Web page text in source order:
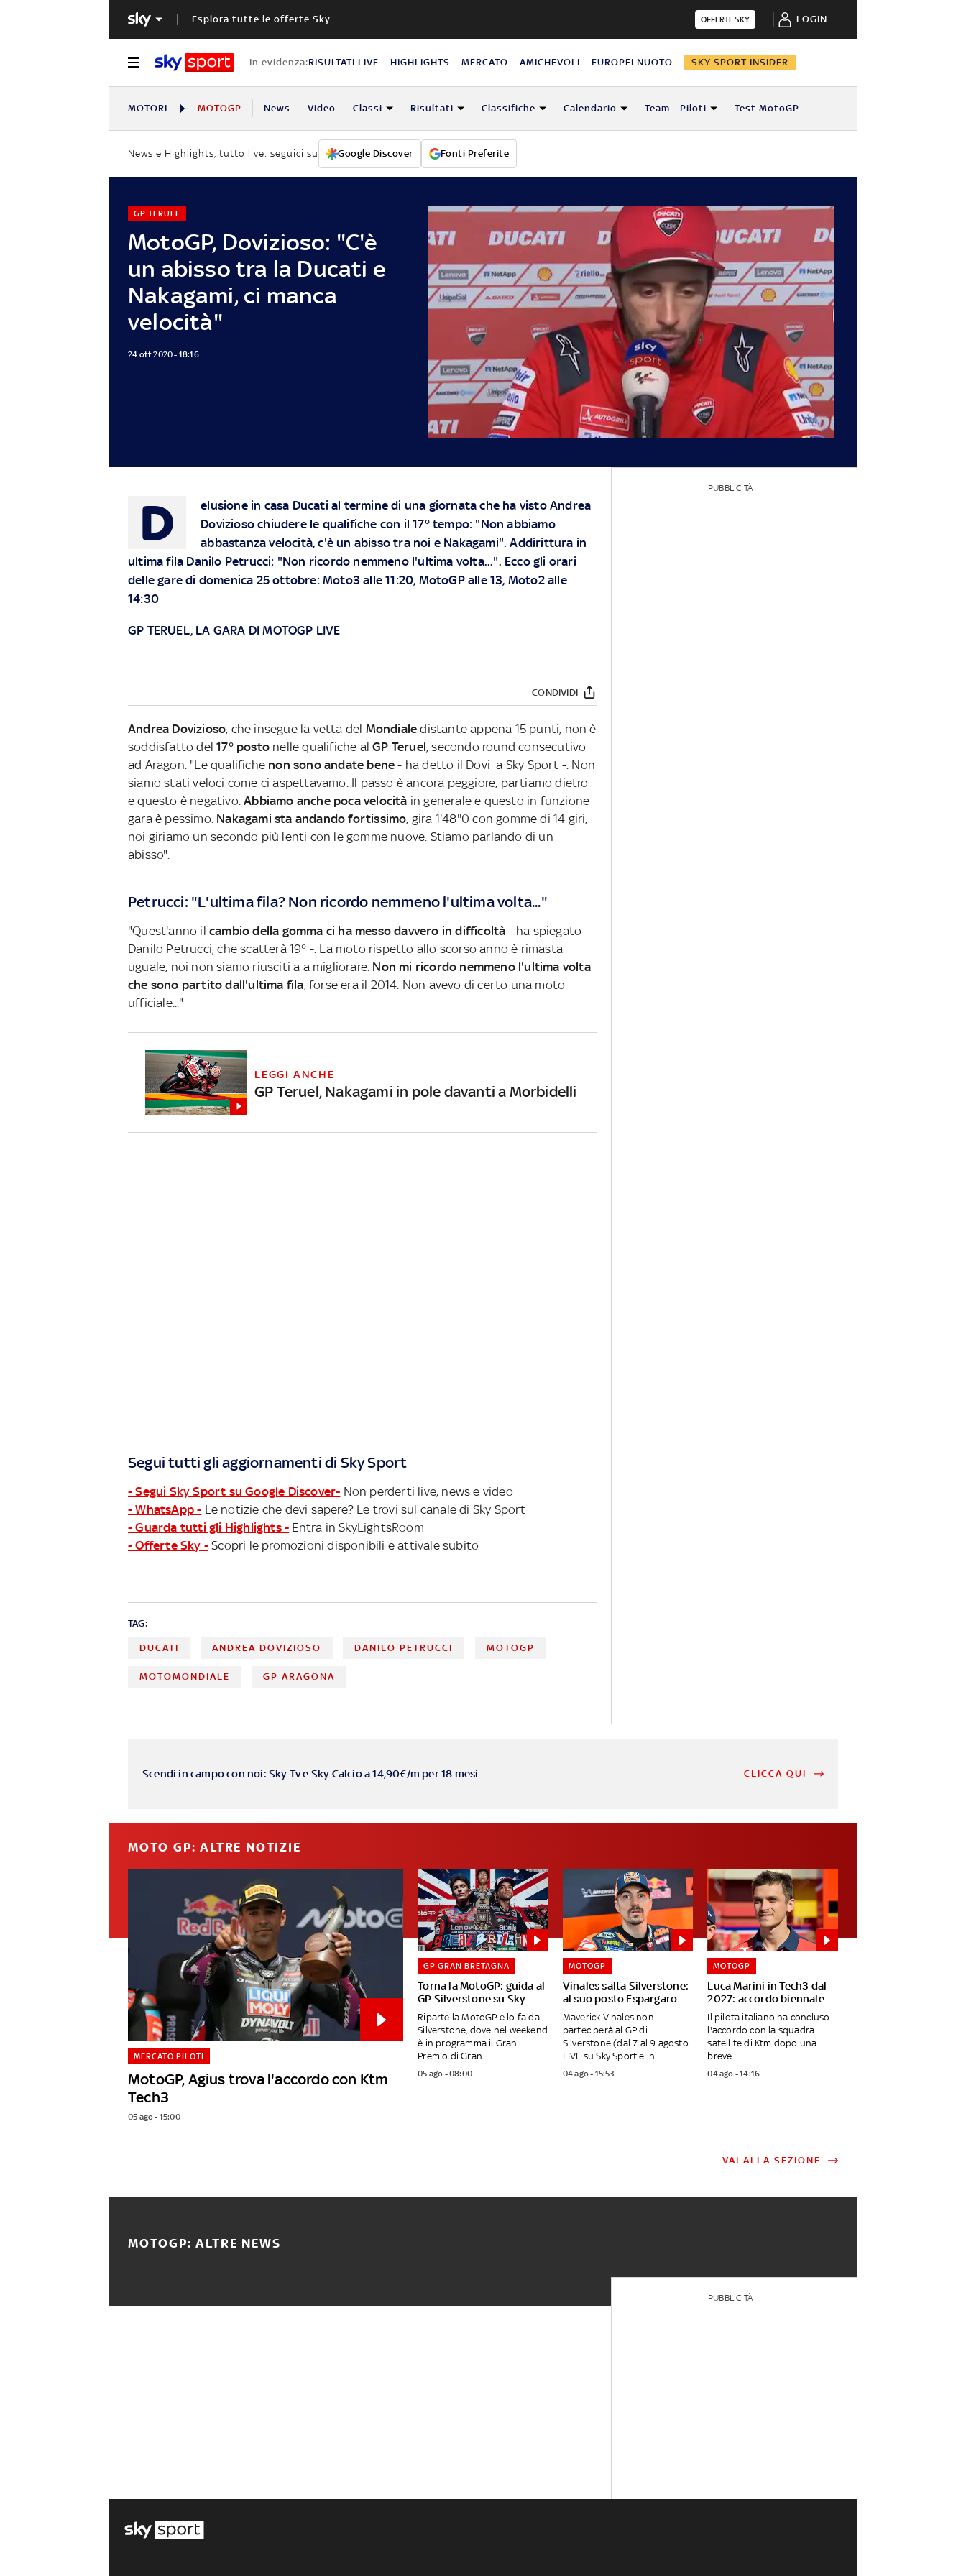
Esplora tutte le offerte Sky OFFERTE SKY LOGIN
In evidenza:RISULTATI LIVE HIGHLIGHTS MERCATO AMICHEVOLI EUROPEI NUOTO SKY SPORT INSIDER
MOTORI MOTOGP News Video Classi Risultati Classifiche Calendario Team - Piloti Test MotoGP
News e Highlights, tutto live: seguici su Google Discover Fonti Preferite
MotoGP, Dovizioso: "C'è
un abisso tra la Ducati e
Nakagami, ci manca
velocità"
GP TERUEL
24 ott 2020 - 18:16
D
elusione in casa Ducati al termine di una giornata che ha visto Andrea
Dovizioso chiudere le qualifiche con il 17° tempo: "Non abbiamo
abbastanza velocità, c'è un abisso tra noi e Nakagami". Addirittura in
ultima fila Danilo Petrucci: "Non ricordo nemmeno l'ultima volta...". Ecco gli orari
delle gare di domenica 25 ottobre: Moto3 alle 11:20, MotoGP alle 13, Moto2 alle
14:30
GP TERUEL, LA GARA DI MOTOGP LIVE
CONDIVIDI
Andrea Dovizioso, che insegue la vetta del Mondialedistante appena 15 punti, non è
soddisfatto del 17° posto nelle qualifiche al GP Teruel, secondo round consecutivo
ad Aragon. "Le qualifiche non sono andate bene - ha detto il Dovi a Sky Sport -. Non
siamo stati veloci come ci aspettavamo. Il passo è ancora peggiore, partiamo dietro
e questo è negativo.Abbiamo anche poca velocità in generale e questo in funzione
gara è pessimo. Nakagami sta andando fortissimo, gira 1'48''0 con gomme di 14 giri,
noi giriamo un secondo più lenti con le gomme nuove. Stiamo parlando di un
abisso".
Petrucci: "L'ultima fila? Non ricordo nemmeno l'ultima volta..."
"Quest'anno il cambio della gomma ci ha messo davvero in difficoltà - ha spiegato
Danilo Petrucci, che scatterà 19° -. La moto rispetto allo scorso anno è rimasta
uguale, noi non siamo riusciti a a migliorare. Non mi ricordo nemmeno l'ultima volta
che sono partito dall'ultima fila, forse era il 2014. Non avevo di certo una moto
ufficiale..."
LEGGI ANCHE
GP Teruel, Nakagami in pole davanti a Morbidelli
Segui tutti gli aggiornamenti di Sky Sport
- Segui Sky Sport su Google Discover- Non perderti live, news e video
- WhatsApp - Le notizie che devi sapere? Le trovi sul canale di Sky Sport
- Guarda tutti gli Highlights - Entra in SkyLightsRoom
- Offerte Sky - Scopri le promozioni disponibili e attivale subito
TAG:
DUCATI ANDREA DOVIZIOSO DANILO PETRUCCI MOTOGP
MOTOMONDIALE GP ARAGONA
PUBBLICITÀ
Scendi in campo con noi: Sky Tv e Sky Calcio a 14,90€/m per 18 mesi CLICCA QUI
MOTO GP: ALTRE NOTIZIE
MotoGP, Agius trova l'accordo con Ktm
Tech3
MERCATO PILOTI
05 ago - 15:00
Torna la MotoGP: guida al
GP Silverstone su Sky
GP GRAN BRETAGNA
Riparte la MotoGP e lo fa da
Silverstone, dove nel weekend
è in programma il Gran
Premio di Gran...
05 ago - 08:00
Vinales salta Silverstone:
al suo posto Espargaro
MOTOGP
Maverick Vinales non
parteciperà al GP di
Silverstone (dal 7 al 9 agosto
LIVE su Sky Sport e in...
04 ago - 15:53
Luca Marini in Tech3 dal
2027: accordo biennale
MOTOGP
Il pilota italiano ha concluso
l'accordo con la squadra
satellite di Ktm dopo una
breve...
04 ago - 14:16
VAI ALLA SEZIONE
MOTOGP: ALTRE NEWS
PUBBLICITÀ